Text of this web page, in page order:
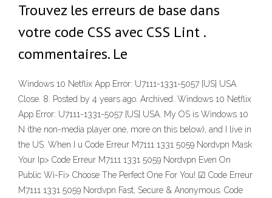
Trouvez les erreurs de base dans
votre code CSS avec CSS Lint .
commentaires. Le
Windows 10 Netflix App Error: U7111-1331-5057 [US] USA.
Close. 8. Posted by 4 years ago. Archived. Windows 10 Netflix
App Error: U7111-1331-5057 [US] USA. My OS is Windows 10
N (the non-media player one, more on this below), and I live in
the US. When I u Code Erreur M7111 1331 5059 Nordvpn Mask
Your Ip> Code Erreur M7111 1331 5059 Nordvpn Even On
Public Wi-Fi> Choose The Perfect One For You! ☑ Code Erreur
M7111 1331 5059 Nordvpn Fast, Secure & Anonymous‎. Code